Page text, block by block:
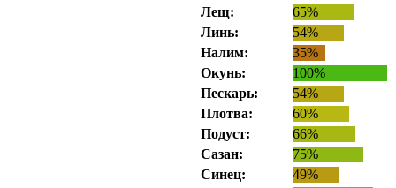
Лещ:
65%
Линь:
54%
Налим:
35%
Окунь:
100%
Пескарь:
54%
Плотва:
60%
Подуст:
66%
Сазан:
75%
Синец:
49%